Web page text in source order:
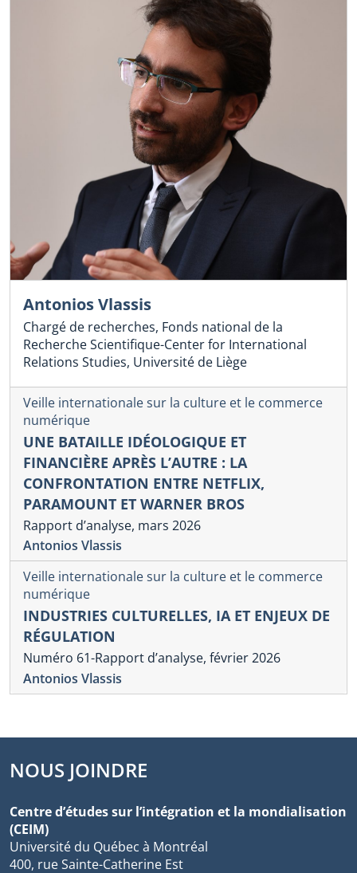
Antonios Vlassis
Chargé de recherches, Fonds national de la
Recherche Scientifique-Center for International
Relations Studies, Université de Liège
Veille internationale sur la culture et le commerce
numérique
UNE BATAILLE IDÉOLOGIQUE ET
FINANCIÈRE APRÈS L’AUTRE : LA
CONFRONTATION ENTRE NETFLIX,
PARAMOUNT ET WARNER BROS
Rapport d’analyse, mars 2026
Antonios Vlassis
Veille internationale sur la culture et le commerce
numérique
INDUSTRIES CULTURELLES, IA ET ENJEUX DE
RÉGULATION
Numéro 61-Rapport d’analyse, février 2026
Antonios Vlassis
NOUS JOINDRE
Centre d’études sur l’intégration et la mondialisation
(CEIM)
Université du Québec à Montréal
400, rue Sainte-Catherine Est